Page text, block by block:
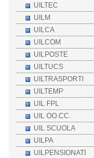
UILTEC
UILM
UILCA
UILCOM
UILPOSTE
UILTUCS
UILTRASPORTI
UILTEMP
UIL FPL
UIL OO.CC.
UIL SCUOLA
UILPA
UILPENSIONATI